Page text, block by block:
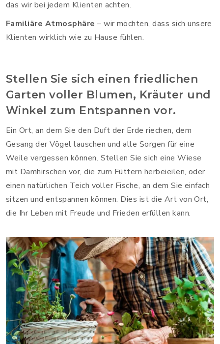
das wir bei jedem Klienten achten.
Familiäre Atmosphäre – wir möchten, dass sich unsere
Klienten wirklich wie zu Hause fühlen.
Stellen Sie sich einen friedlichen
Garten voller Blumen, Kräuter und
Winkel zum Entspannen vor.
Ein Ort, an dem Sie den Duft der Erde riechen, dem
Gesang der Vögel lauschen und alle Sorgen für eine
Weile vergessen können. Stellen Sie sich eine Wiese
mit Damhirschen vor, die zum Füttern herbeieilen, oder
einen natürlichen Teich voller Fische, an dem Sie einfach
sitzen und entspannen können. Dies ist die Art von Ort,
die Ihr Leben mit Freude und Frieden erfüllen kann.